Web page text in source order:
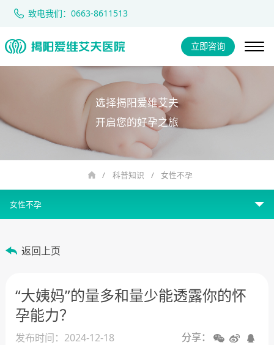
致电我们：0663-8611513
立即咨询
选择揭阳爱维艾夫
开启您的好孕之旅
/ 科普知识 / 女性不孕
女性不孕
男性不育
试管婴儿
返回上页
“大姨妈”的量多和量少能透露你的怀
孕能力？
发布时间：2024-12-18 分享：